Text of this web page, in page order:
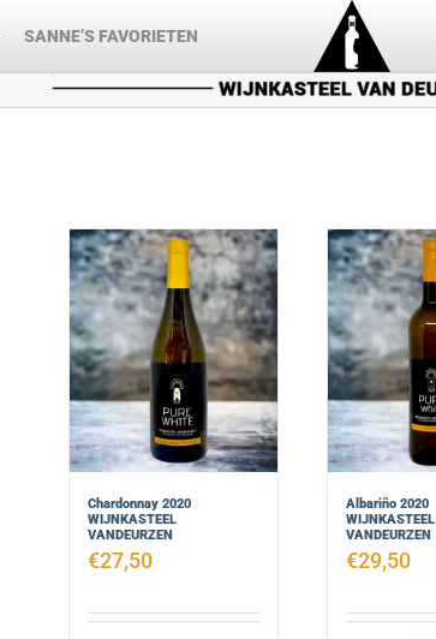
SANNE’S FAVORIETEN
Chardonnay 2020
WIJNKASTEEL
VANDEURZEN
€27,50
Albariño 2020
WIJNKASTEEL
VANDEURZEN
€29,50